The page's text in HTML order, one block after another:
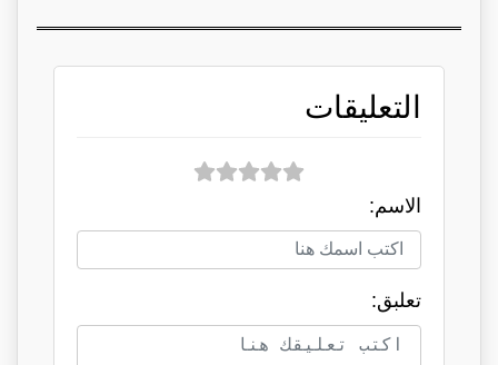
التعليقات
الاسم:
تعلبق: